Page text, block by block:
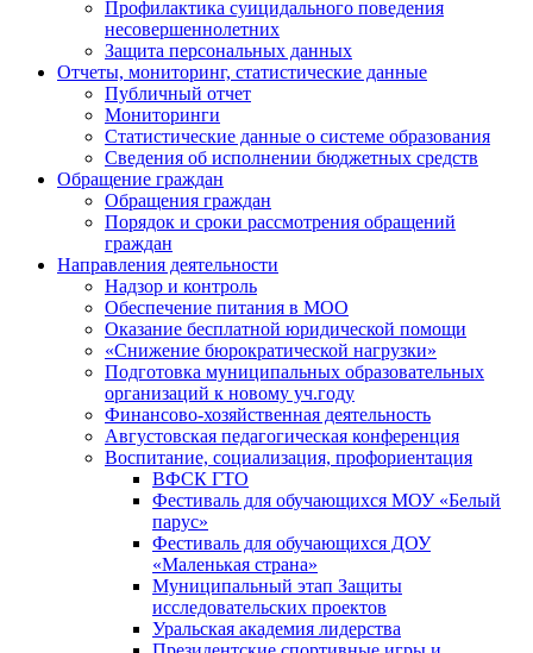
Профилактика суицидального поведения
несовершеннолетних
Защита персональных данных
Отчеты, мониторинг, статистические данные
Публичный отчет
Мониторинги
Статистические данные о системе образования
Сведения об исполнении бюджетных средств
Обращение граждан
Обращения граждан
Порядок и сроки рассмотрения обращений
граждан
Направления деятельности
Надзор и контроль
Обеспечение питания в МОО
Оказание бесплатной юридической помощи
«Снижение бюрократической нагрузки»
Подготовка муниципальных образовательных
организаций к новому уч.году
Финансово-хозяйственная деятельность
Августовская педагогическая конференция
Воспитание, социализация, профориентация
ВФСК ГТО
Фестиваль для обучающихся МОУ «Белый
парус»
Фестиваль для обучающихся ДОУ
«Маленькая страна»
Муниципальный этап Защиты
исследовательских проектов
Уральская академия лидерства